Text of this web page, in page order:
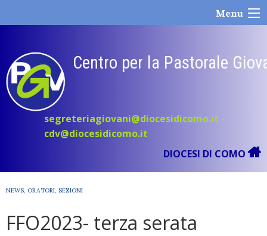
Menu
Centro per la Pastorale
segreteriagiovani@diocesidicomo.it -
cdv@diocesidicomo.it
DIOCESI DI COMO
NEWS, ORATORI, SEZIONI
FFO2023- terza serata